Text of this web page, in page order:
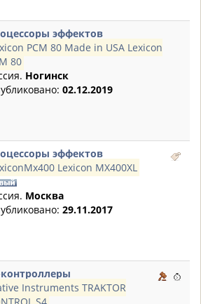
эффектов
PCM 80 Made in USA Lexicon
80
Ногинск
02.12.2019
эффектов
Lexicon MX400XL
Москва
29.11.2017
контроллеры
Instruments TRAKTOR